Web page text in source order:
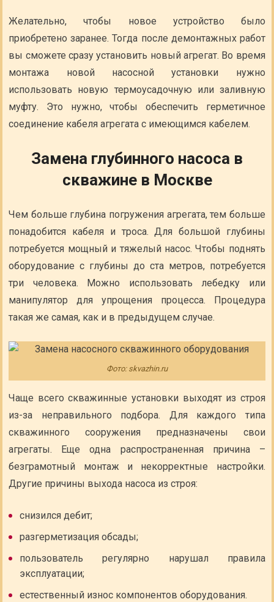
Желательно, чтобы новое устройство было
приобретено заранее. Тогда после демонтажных работ
вы сможете сразу установить новый агрегат. Во время
монтажа новой насосной установки нужно
использовать новую термоусадочную или заливную
муфту. Это нужно, чтобы обеспечить герметичное
соединение кабеля агрегата с имеющимся кабелем.
Замена глубинного насоса в
скважине в Москве
Чем больше глубина погружения агрегата, тем больше
понадобится кабеля и троса. Для большой глубины
потребуется мощный и тяжелый насос. Чтобы поднять
оборудование с глубины до ста метров, потребуется
три человека. Можно использовать лебедку или
манипулятор для упрощения процесса. Процедура
такая же самая, как и в предыдущем случае.
Фото: skvazhin.ru
Чаще всего скважинные установки выходят из строя
из-за неправильного подбора. Для каждого типа
скважинного сооружения предназначены свои
агрегаты. Еще одна распространенная причина –
безграмотный монтаж и некорректные настройки.
Другие причины выхода насоса из строя:
снизился дебит;
разгерметизация обсады;
пользователь регулярно нарушал правила
эксплуатации;
естественный износ компонентов оборудования.